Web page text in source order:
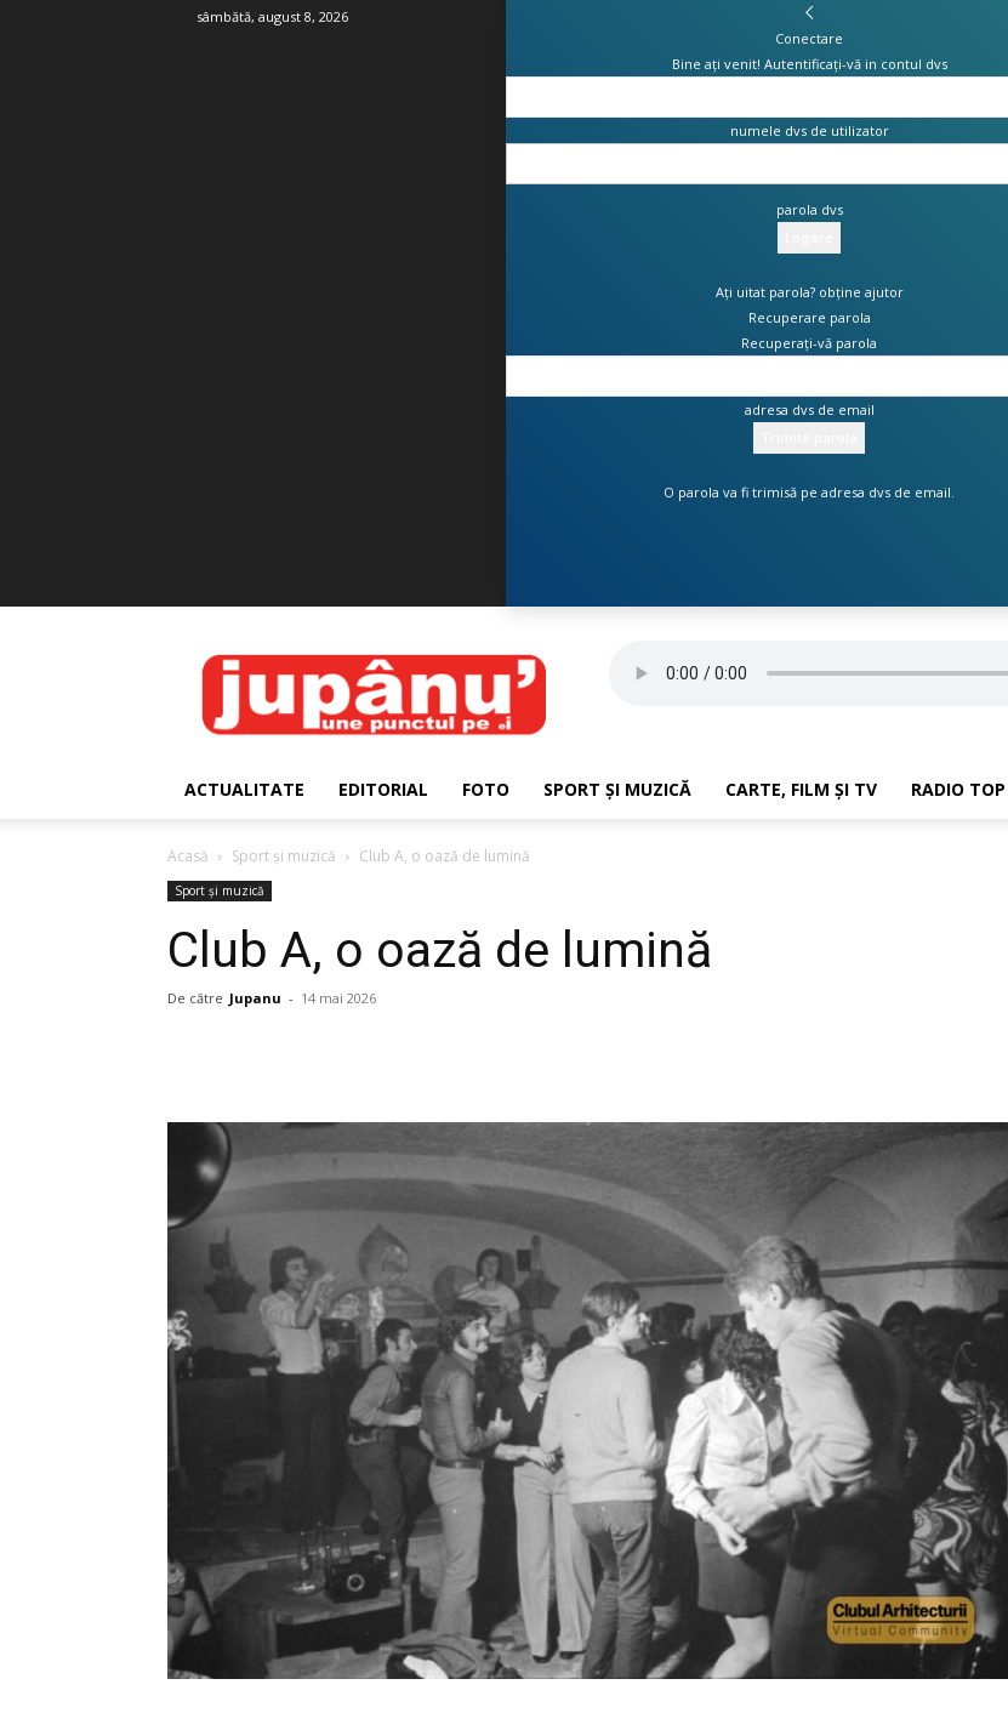
sâmbătă, august 8, 2026
Conectare
Bine ați venit! Autentificați-vă in contul dvs
numele dvs de utilizator
parola dvs
Ați uitat parola? obține ajutor
Recuperare parola
Recuperați-vă parola
adresa dvs de email
O parola va fi trimisă pe adresa dvs de email.
JUPÂNU'
ACTUALITATE EDITORIAL FOTO SPORT ȘI MUZICĂ CARTE, FILM ȘI TV RADIO TOP
Acasă Sport și muzică Club A, o oază de lumină
Sport și muzică
Club A, o oază de lumină
De către Jupanu - 14 mai 2026